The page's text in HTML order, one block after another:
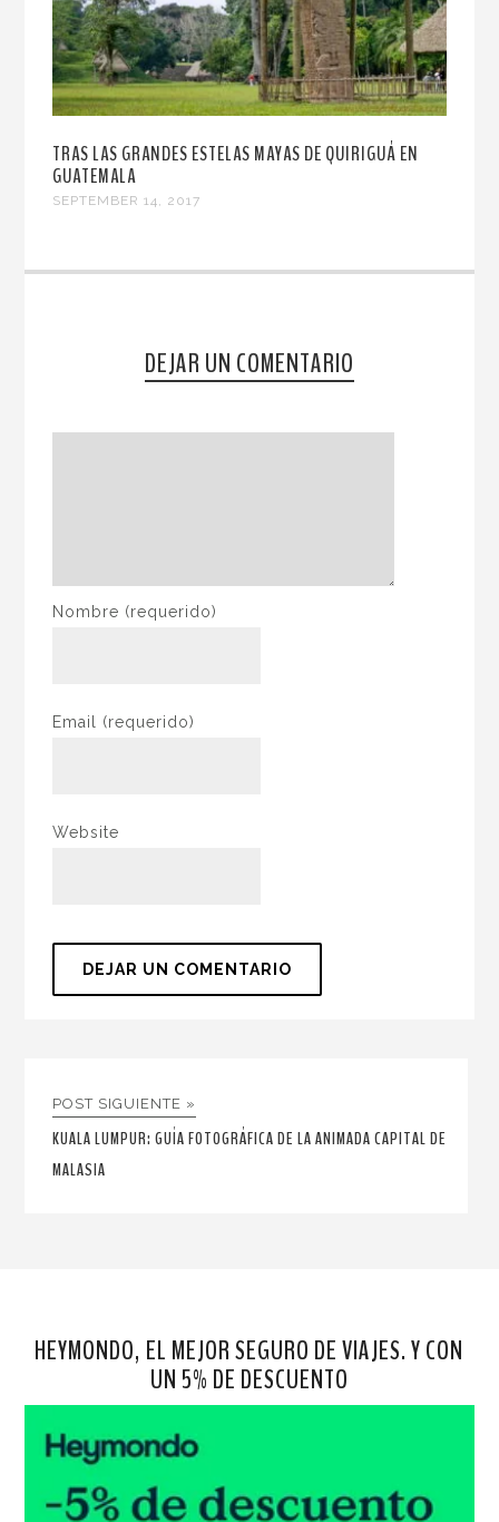
TRAS LAS GRANDES ESTELAS MAYAS DE QUIRIGUÁ EN
GUATEMALA
SEPTEMBER 14, 2017
DEJAR UN COMENTARIO
Nombre (requerido)
Email (requerido)
Website
POST SIGUIENTE »
KUALA LUMPUR: GUÍA FOTOGRÁFICA DE LA ANIMADA CAPITAL DE
MALASIA
HEYMONDO, EL MEJOR SEGURO DE VIAJES. Y CON
UN 5% DE DESCUENTO